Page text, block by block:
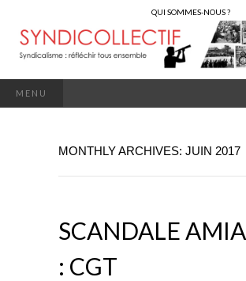
QUI SOMMES-NOUS ?
MENU
MONTHLY ARCHIVES: JUIN 2017
SCANDALE
: CGT